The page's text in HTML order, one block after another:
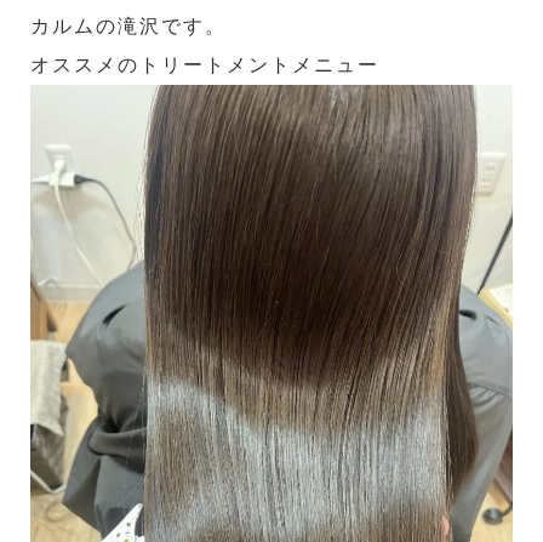
カルムの滝沢です。
オススメのトリートメントメニュー